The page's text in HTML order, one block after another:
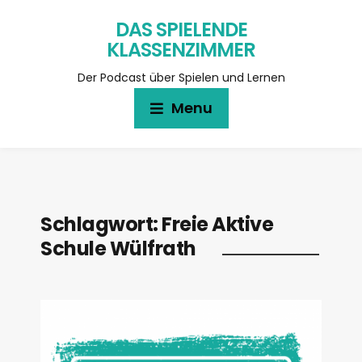
DAS SPIELENDE
KLASSENZIMMER
Der Podcast über Spielen und Lernen
Menu
Schlagwort:Freie Aktive
Schule Wülfrath